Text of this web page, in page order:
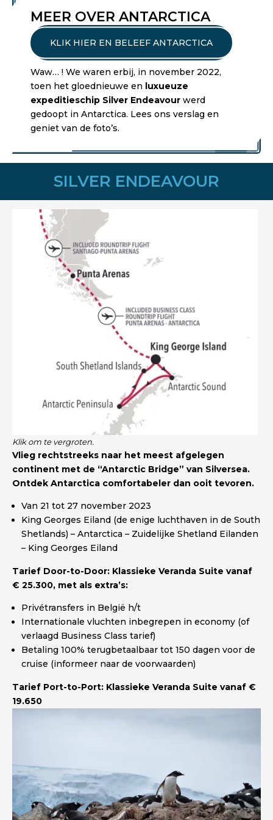
MEER OVER ANTARCTICA
KLIK HIER EN BELEEF ANTARCTICA
Waw… ! We waren erbij, in november 2022,
toen het gloednieuwe en luxueuze
expeditieschip Silver Endeavour werd
gedoopt in Antarctica. Lees ons verslag en
geniet van de foto’s.
SILVER ENDEAVOUR
Klik om te vergroten.
Vlieg rechtstreeks naar het meest afgelegen
continent met de “Antarctic Bridge” van Silversea.
Ontdek Antarctica comfortabeler dan ooit tevoren.
Van 21 tot 27 november 2023
King Georges Eiland (de enige luchthaven in de South
Shetlands) – Antarctica – Zuidelijke Shetland Eilanden
– King Georges Eiland
Tarief Door-to-Door: Klassieke Veranda Suite vanaf
€ 25.300, met als extra’s:
Privétransfers in België h/t
Internationale vluchten inbegrepen in economy (of
verlaagd Business Class tarief)
Betaling 100% terugbetaalbaar tot 150 dagen voor de
cruise (informeer naar de voorwaarden)
Tarief Port-to-Port: Klassieke Veranda Suite vanaf €
19.650